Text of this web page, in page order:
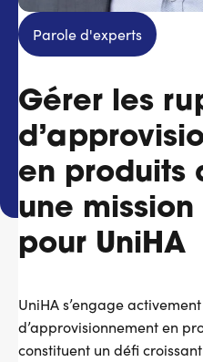
Services adhérents
Top
Fournisseurs
Recrutement
Espace presse
Aide & contact
Parole d'experts
Gérer les
en produits
une
pour UniHA
UniHA s’engage
d’approvisionnement en
constituent un défi